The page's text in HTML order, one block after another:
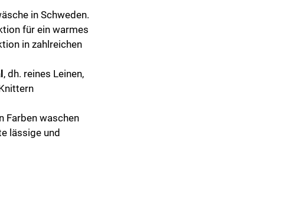
in Schweden.
für ein warmes
in zahlreichen
, dh. reines Leinen,
Farben waschen
lässige und